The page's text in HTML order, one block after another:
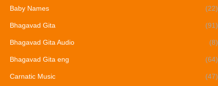
Baby Names (22)
Bhagavad Gita (91)
Bhagavad Gita Audio (8)
Bhagavad Gita eng (64)
Carnatic Music (47)